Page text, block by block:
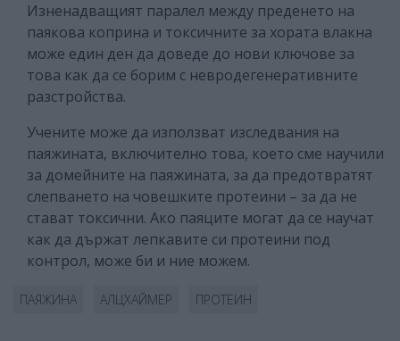
Изненадващият паралел между преденето на
паякова коприна и токсичните за хората влакна
може един ден да доведе до нови ключове за
това как да се борим с невродегенеративните
разстройства.
Учените може да използват изследвания на
паяжината, включително това, което сме научили
за домейните на паяжината, за да предотвратят
слепването на човешките протеини – за да не
стават токсични. Ако паяците могат да се научат
как да държат лепкавите си протеини под
контрол, може би и ние можем.
ПАЯЖИНА АЛЦХАЙМЕР ПРОТЕИН